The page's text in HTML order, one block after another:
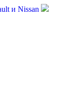
и Nissan